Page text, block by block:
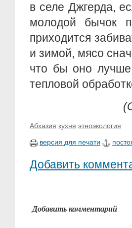
в селе Джгерда,
молодой бычок
приходится
и зимой, мясо
что бы оно
тепловой
Абхазия кухня этноэкология
версия для печати
Добавить
Добавить комментарий